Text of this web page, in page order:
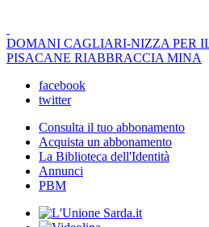
DOMANI CAGLIARI-NIZZA PER
PISACANE RIABBRACCIA MINA
facebook
twitter
Consulta il tuo abbonamento
Acquista un abbonamento
La Biblioteca dell'Identità
Annunci
PBM